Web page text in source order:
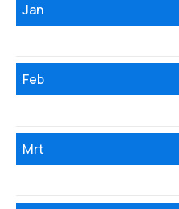
Jan
Feb
Mrt